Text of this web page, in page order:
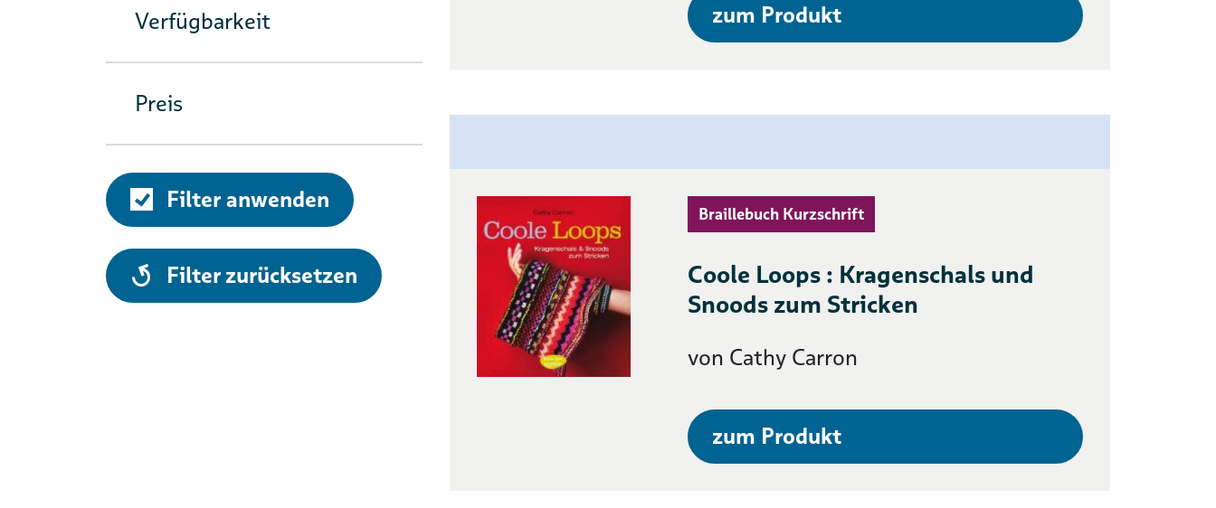
Verfügbarkeit
Preis
Filter anwenden
alle
Filter zurücksetzen
zum Produkt
Braillebuch Kurzschrift
Coole Loops : Kragenschals und
Snoods zum Stricken
von Cathy Carron
zum Produkt